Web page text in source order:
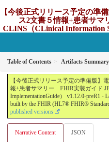
【今後正式リリース予定の準
ス2文書５情報+患者サ
CLINS（CLinical Information
Table of Contents Artifacts Summary
【今後正式リリース予定の準備版】
報+患者サマリー FHIR実装ガイド
ImplementationGuide） v1.12.0-preR1 -
built by the FHIR (HL7® FHIR®
published versions
Narrative Content JSON